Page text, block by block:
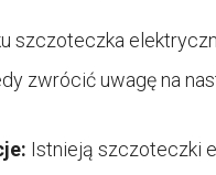
szczoteczka
zwrócić uwagę na
Istnieją szczoteczki